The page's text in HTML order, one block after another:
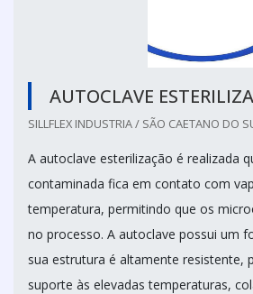
AUTOCLAVE
SILLFLEX INDUSTRIA / SÃO CAETANO DO
A autoclave esterilização é realizada
contaminada fica em contato com
temperatura, permitindo que os
no processo. A autoclave possui um
sua estrutura é altamente resistente,
suporte às elevadas temperaturas,